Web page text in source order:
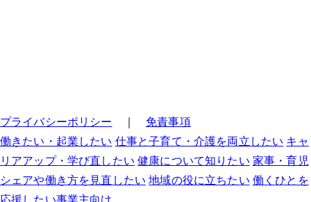
プライバシーポリシー
免責事項
働きたい・起業したい 仕事と子育て・介護を両立したい キャ
リアアップ・学び直したい 健康について知りたい 家事・育児
シェアや働き方を見直したい 地域の役に立ちたい 働くひとを